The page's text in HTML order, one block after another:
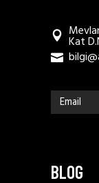
Kat
BLOG